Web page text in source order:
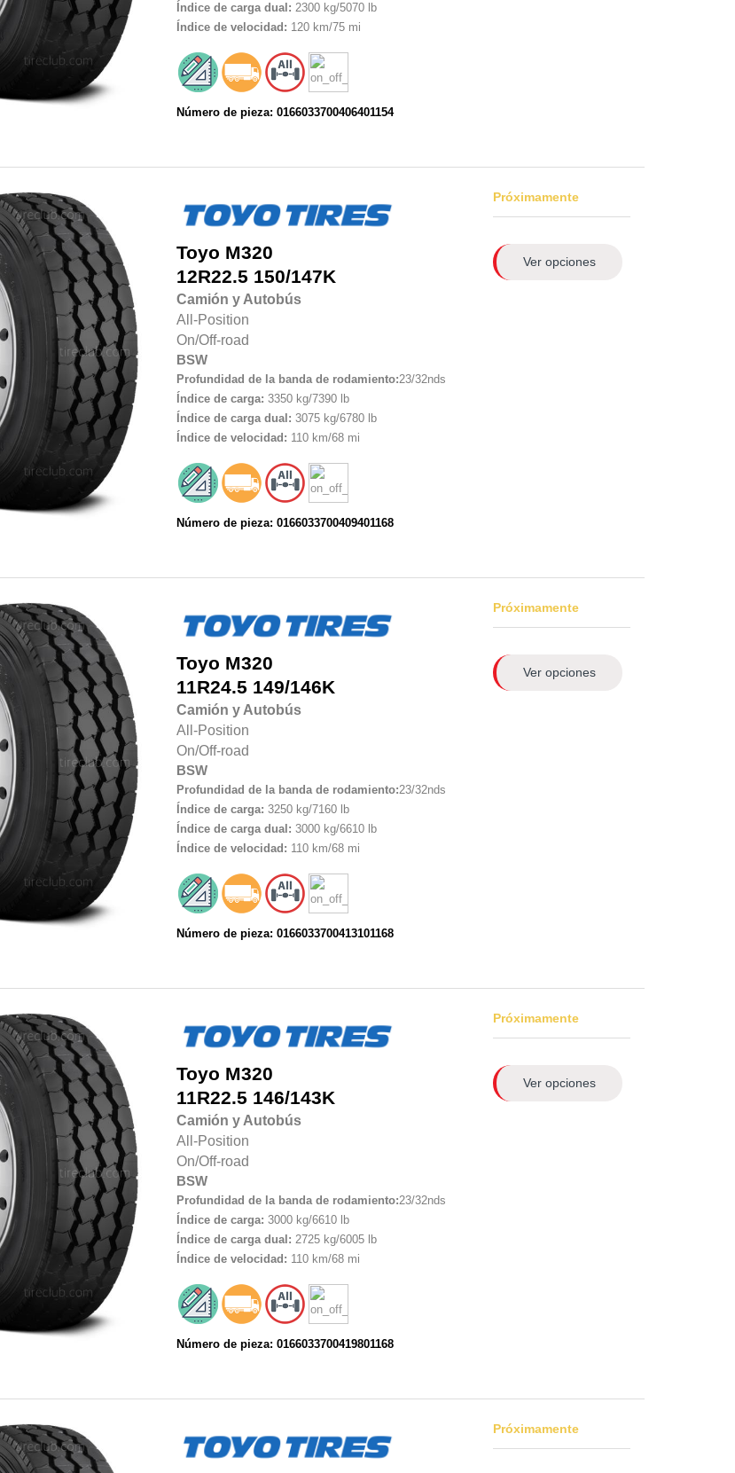
Índice de carga dual: 2300 kg/5070 lb
Índice de velocidad: 120 km/75 mi
Número de pieza: 0166033700406401154
Toyo M320
12R22.5 150/147K
Camión y Autobús
All-Position
On/Off-road
BSW
Profundidad de la banda de rodamiento:23/32nds
Índice de carga: 3350 kg/7390 lb
Índice de carga dual: 3075 kg/6780 lb
Índice de velocidad: 110 km/68 mi
Número de pieza: 0166033700409401168
Próximamente
Ver opciones
Toyo M320
11R24.5 149/146K
Camión y Autobús
All-Position
On/Off-road
BSW
Profundidad de la banda de rodamiento:23/32nds
Índice de carga: 3250 kg/7160 lb
Índice de carga dual: 3000 kg/6610 lb
Índice de velocidad: 110 km/68 mi
Número de pieza: 0166033700413101168
Próximamente
Ver opciones
Toyo M320
11R22.5 146/143K
Camión y Autobús
All-Position
On/Off-road
BSW
Profundidad de la banda de rodamiento:23/32nds
Índice de carga: 3000 kg/6610 lb
Índice de carga dual: 2725 kg/6005 lb
Índice de velocidad: 110 km/68 mi
Número de pieza: 0166033700419801168
Próximamente
Ver opciones
Próximamente